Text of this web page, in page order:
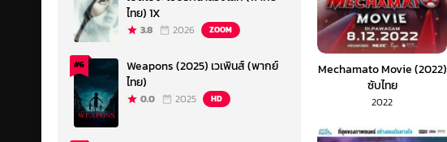
Mechamato Movie (2022)
ซับไทย
2022
ไทย) 1X
3.8 2026 ZOOM
#6
Weapons (2025) เวเพินส์ (พากย์
ไทย)
0.0 2025 HD